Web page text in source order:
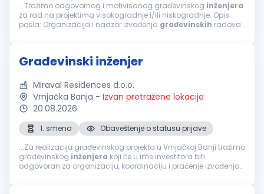
...Tražimo odgovornog i motivisanog građevinskog inženjera
za rad na projektima visokogradnje i/ili niskogradnje. Opis
posla: Organizacija i nadzor izvođenja građevinskih radova.
Građevinski inženjer
Miraval Residences d.o.o.
Vrnjačka Banja - Izvan pretražene lokacije
20.08.2026
1. smena
Obaveštenje o statusu prijave
...Za realizaciju građevinskog projekta u Vrnjačkoj Banji tražimo
građevinskog inženjera koji će u ime investitora biti
odgovoran za organizaciju, koordinaciju i praćenje izvođenja